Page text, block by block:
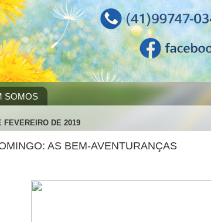
SOMOS
FEVEREIRO DE 2019
AS BEM-AVENTURANÇAS